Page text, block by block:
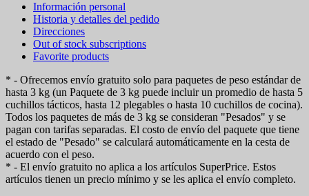
Información personal
Historia y detalles del pedido
Direcciones
Out of stock subscriptions
Favorite products
* - Ofrecemos envío gratuito solo para paquetes de peso estándar de
hasta 3 kg (un Paquete de 3 kg puede incluir un promedio de hasta 5
cuchillos tácticos, hasta 12 plegables o hasta 10 cuchillos de cocina).
Todos los paquetes de más de 3 kg se consideran "Pesados" y se
pagan con tarifas separadas. El costo de envío del paquete que tiene
el estado de "Pesado" se calculará automáticamente en la cesta de
acuerdo con el peso.
* - El envío gratuito no aplica a los artículos SuperPrice. Estos
artículos tienen un precio mínimo y se les aplica el envío completo.